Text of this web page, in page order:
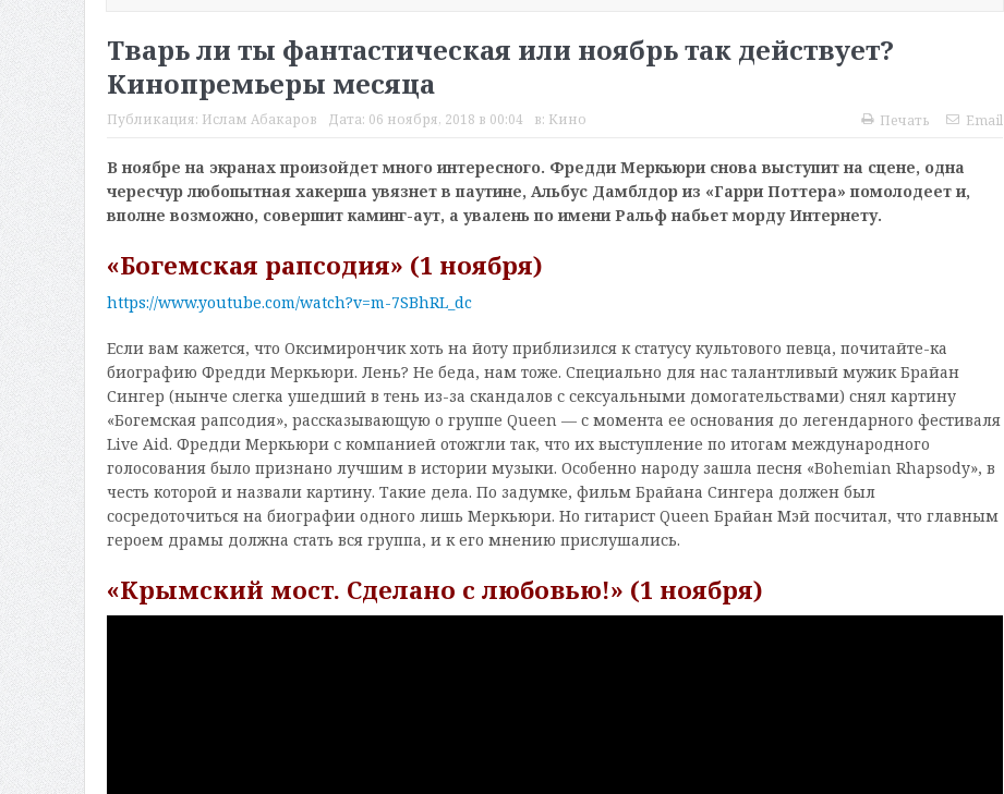
Тварь ли ты фантастическая или ноябрь так действует?
Кинопремьеры месяца
Публикация: Ислам Абакаров Дата: 06 ноября, 2018 в 00:04 в: Кино Печать Email
В ноябре на экранах произойдет много интересного. Фредди Меркьюри снова выступит на сцене, одна
чересчур любопытная хакерша увязнет в паутине, Альбус Дамблдор из «Гарри Поттера» помолодеет и,
вполне возможно, совершит каминг-аут, а увалень по имени Ральф набьет морду Интернету.
«Богемская рапсодия» (1 ноября)
https://www.youtube.com/watch?v=m-7SBhRL_dc
Если вам кажется, что Оксимирончик хоть на йоту приблизился к статусу культового певца, почитайте-ка
биографию Фредди Меркьюри. Лень? Не беда, нам тоже. Специально для нас талантливый мужик Брайан
Сингер (нынче слегка ушедший в тень из-за скандалов с сексуальными домогательствами) снял картину
«Богемская рапсодия», рассказывающую о группе Queen — с момента ее основания до легендарного фестиваля
Live Aid. Фредди Меркьюри с компанией отожгли так, что их выступление по итогам международного
голосования было признано лучшим в истории музыки. Особенно народу зашла песня «Bohemian Rhapsody», в
честь которой и назвали картину. Такие дела. По задумке, фильм Брайана Сингера должен был
сосредоточиться на биографии одного лишь Меркьюри. Но гитарист Queen Брайан Мэй посчитал, что главным
героем драмы должна стать вся группа, и к его мнению прислушались.
«Крымский мост. Сделано с любовью!» (1 ноября)